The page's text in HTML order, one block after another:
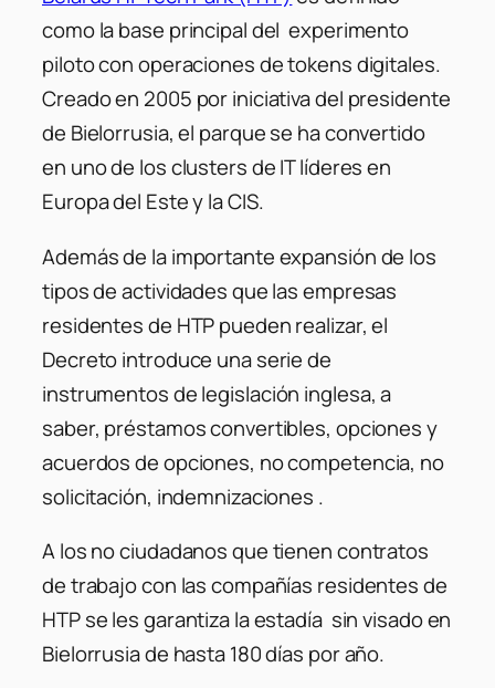
como la base principal del experimento
piloto con operaciones de tokens digitales.
Creado en 2005 por iniciativa del presidente
de Bielorrusia, el parque se ha convertido
en uno de los clusters de IT líderes en
Europa del Este y la CIS.
Además de la importante expansión de los
tipos de actividades que las empresas
residentes de HTP pueden realizar, el
Decreto introduce una serie de
instrumentosde legislación inglesa, a
saber, préstamos convertibles, opciones y
acuerdos de opciones, no competencia, no
solicitación, indemnizaciones .
A los no ciudadanos que tienen contratos
de trabajo con las compañías residentes de
HTP se les garantiza la estadía sin visado en
Bielorrusia de hasta 180 días por año.